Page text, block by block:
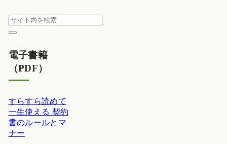
電子書籍
（PDF）
すらすら読めて
一生使える 契約
書のルールとマ
ナー